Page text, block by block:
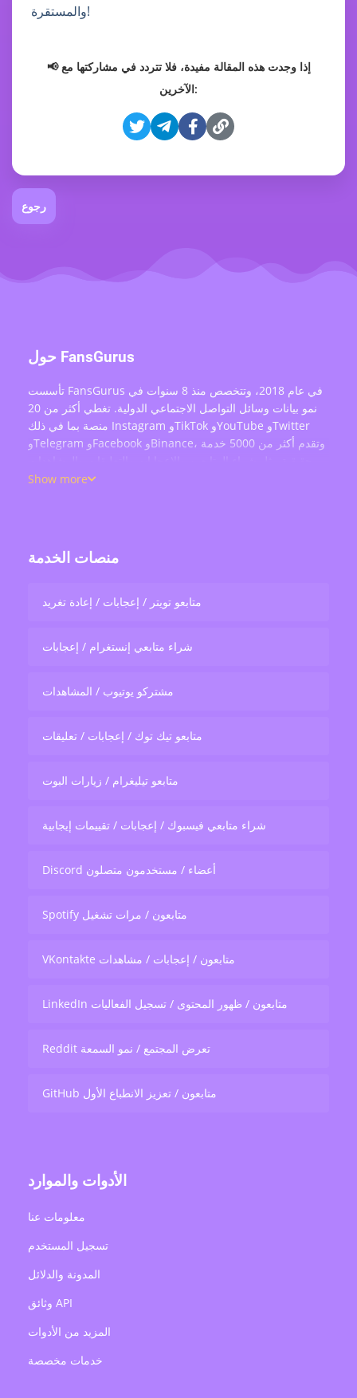
والمستقرة!
📢 إذا وجدت هذه المقالة مفيدة، فلا تتردد في مشاركتها مع
الآخرين:
رجوع
حول FansGurus
تأسست FansGurus في عام 2018، وتتخصص منذ 8 سنوات في
نمو بيانات وسائل التواصل الاجتماعي الدولية. تغطي أكثر من 20
منصة بما في ذلك Instagram وTikTok وYouTube وTwitter
وTelegram وFacebook وBinance، وتقدم أكثر من 5000 خدمة
وإعادة التغريد وتفاعل البث المباشر — بخدمة أكثر من 200 ألف
Show more
منصات الخدمة
متابعو تويتر / إعجابات / إعادة تغريد
شراء متابعي إنستغرام / إعجابات
مشتركو يوتيوب / المشاهدات
متابعو تيك توك / إعجابات / تعليقات
متابعو تيليغرام / زيارات البوت
شراء متابعي فيسبوك / إعجابات / تقييمات إيجابية
Discord أعضاء / مستخدمون متصلون
Spotify متابعون / مرات تشغيل
VKontakte متابعون / إعجابات / مشاهدات
LinkedIn متابعون / ظهور المحتوى / تسجيل الفعاليات
Reddit تعرض المجتمع / نمو السمعة
GitHub متابعون / تعزيز الانطباع الأول
الأدوات والموارد
معلومات عنا
تسجيل المستخدم
المدونة والدلائل
وثائق API
المزيد من الأدوات
خدمات مخصصة